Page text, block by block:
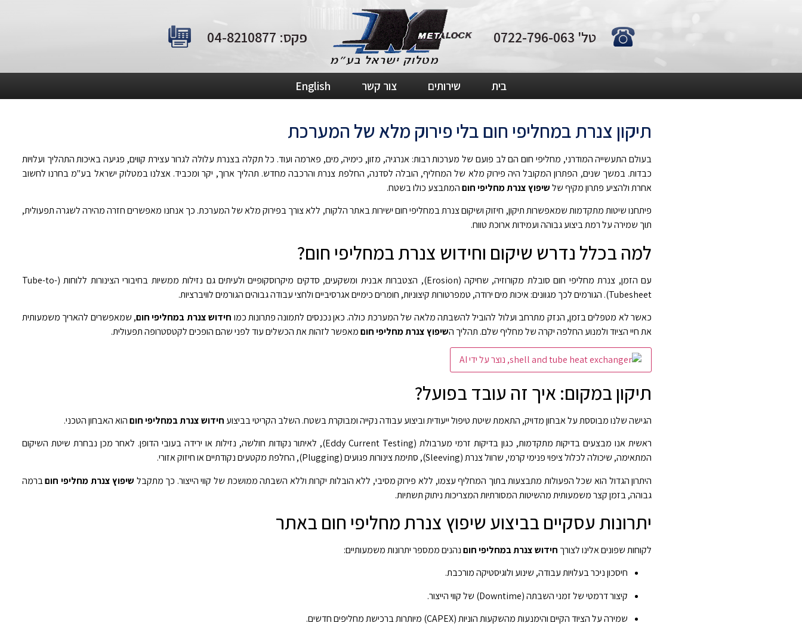
טל' 0722-796-063 פקס: 04-8210877
בית שירותים צור קשר English
תיקון צנרת במחליפי חום בלי פירוק מלא של המערכת
בעולם התעשייה המודרני, מחליפי חום הם לב פועם של מערכות רבות: אנרגיה, מזון, כימיה, מים, פארמה ועוד. כל תקלה בצנרת עלולה לגרור עצירת קווים, פגיעה באיכות התהליך ועלויות
כבדות. במשך שנים, הפתרון המקובל היה פירוק מלא של המחליף, הובלה לסדנה, החלפת צנרת והרכבה מחדש. תהליך ארוך, יקר ומכביד. אצלנו במטלוק ישראל בע"מ בחרנו לחשוב
אחרת ולהציע פתרון מקיף שלשיפוץ צנרת מחליפי חוםהמתבצע כולו בשטח.
פיתחנו שיטות מתקדמות שמאפשרות תיקון, חיזוק ושיקום צנרת במחליפי חום ישירות באתר הלקוח, ללא צורך בפירוק מלא של המערכת. כך אנחנו מאפשרים חזרה מהירה לשגרה תפעולית,
תוך שמירה על רמת ביצוע גבוהה ועמידות ארוכת טווח.
למה בכלל נדרש שיקום וחידוש צנרת במחליפי חום?
עם הזמן, צנרת מחליפי חום סובלת מקורוזיה, שחיקה (Erosion), הצטברות אבנית ומשקעים, סדקים מיקרוסקופיים ולעיתים גם נזילות ממשיות בחיבורי הצינורות ללוחות (Tube-to-
Tubesheet). הגורמים לכך מגוונים: איכות מים ירודה, טמפרטורות קיצוניות, חומרים כימיים אגרסיביים ולחצי עבודה גבוהים הגורמים לוויברציות.
כאשר לא מטפלים בזמן, הנזק מתרחב ועלול להוביל להשבתה מלאה של המערכת כולה. כאן נכנסים לתמונה פתרונות כמו חידוש צנרת במחליפי חום, שמאפשרים להאריך משמעותית
את חיי הציוד ולמנוע החלפה יקרה של מחליף שלם. תהליך השיפוץ צנרת מחליפי חוםמאפשר לזהות את הכשלים עוד לפני שהם הופכים לקטסטרופה תפעולית.
תיקון במקום: איך זה עובד בפועל?
הגישה שלנו מבוססת על אבחון מדויק, התאמת שיטת טיפול ייעודית וביצוע עבודה נקייה ומבוקרת בשטח. השלב הקריטי בביצוע חידוש צנרת במחליפי חוםהוא האבחון הטכני.
ראשית אנו מבצעים בדיקות מתקדמות, כגון בדיקות זרמי מערבולת (Eddy Current Testing), לאיתור נקודות חולשה, נזילות או ירידה בעובי הדופן. לאחר מכן נבחרת שיטת השיקום
המתאימה, שיכולה לכלול ציפוי פנימי קרמי, שרוול צנרת (Sleeving), סתימת צינורות פגועים (Plugging), החלפת מקטעים נקודתיים או חיזוק אזורי.
היתרון הגדול הוא שכל הפעולות מתבצעות בתוך המחליף עצמו, ללא פירוק מסיבי, ללא הובלות יקרות וללא השבתה ממושכת של קווי הייצור. כך מתקבל שיפוץ צנרת מחליפי חוםברמה
גבוהה, בזמן קצר משמעותית מהשיטות המסורתיות המצריכות ניתוק תשתיות.
יתרונות עסקיים בביצוע שיפוץ צנרת מחליפי חום באתר
לקוחות שפונים אלינו לצורך חידוש צנרת במחליפי חוםנהנים ממספר יתרונות משמעותיים:
חיסכון ניכר בעלויות עבודה, שינוע ולוגיסטיקה מורכבת.
קיצור דרמטי של זמני השבתה (Downtime) של קווי הייצור.
שמירה על הציוד הקיים והימנעות מהשקעות הוניות (CAPEX) מיותרות ברכישת מחליפים חדשים.